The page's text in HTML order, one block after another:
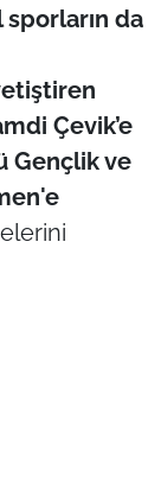
da
Çevik’e
Gençlik ve